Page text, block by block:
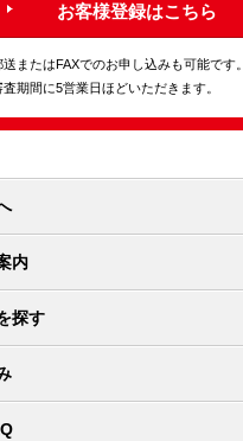
お客様登録はこちら
送またはFAXでのお申し込みも可能です。
査期間に5営業日ほどいただきます。
内
探す